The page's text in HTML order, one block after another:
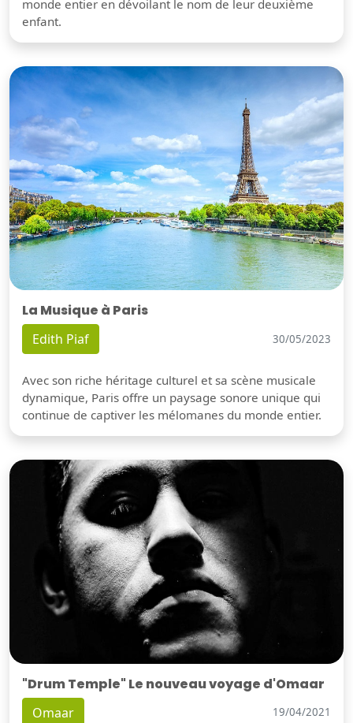
monde entier en dévoilant le nom de leur deuxième
enfant.
La Musique à Paris
Edith Piaf 30/05/2023
Avec son riche héritage culturel et sa scène musicale
dynamique, Paris offre un paysage sonore unique qui
continue de captiver les mélomanes du monde entier.
"Drum Temple" Le nouveau voyage d'Omaar
Omaar 19/04/2021